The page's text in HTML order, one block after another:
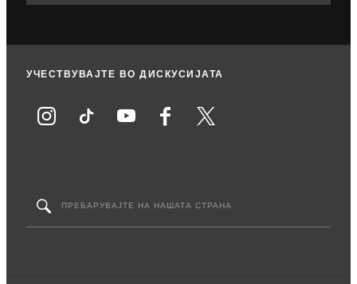
УЧЕСТВУВАЈТЕ ВО ДИСКУСИЈАТА